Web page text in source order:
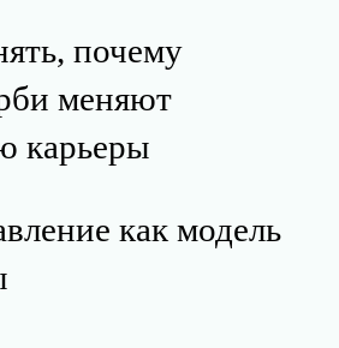
почему
меняют
карьеры
как модель